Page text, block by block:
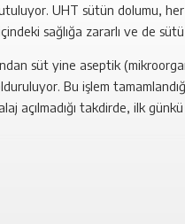
UHT sütün dolumu,
sağlığa zararlı ve de
süt yine aseptik
Bu işlem
açılmadığı takdirde, ilk